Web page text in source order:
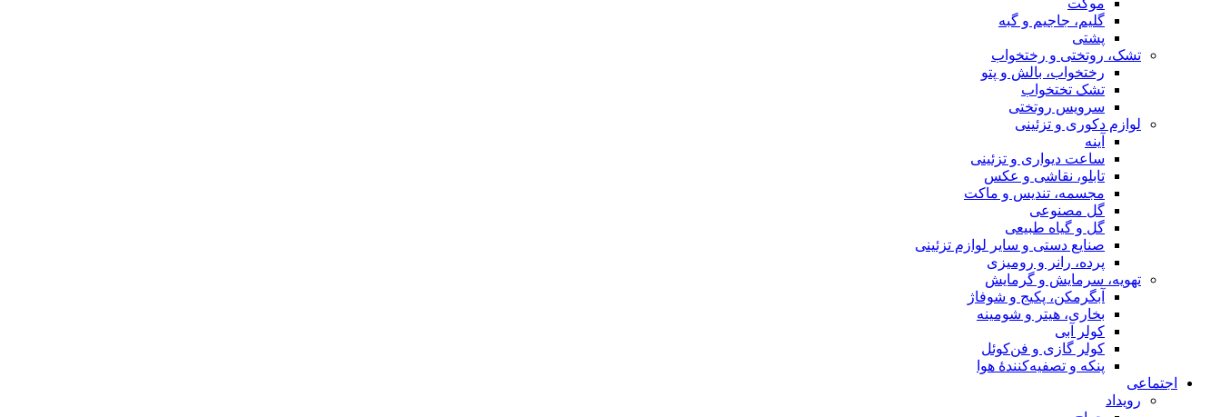
موکت
گلیم، جاجیم و گبه
پشتی
تشک، روتختی و رختخواب
رختخواب، بالش و پتو
تشک تختخواب
سرویس روتختی
لوازم دکوری و تزئینی
آینه
ساعت دیواری و تزئینی
تابلو، نقاشی و عکس
مجسمه، تندیس و ماکت
گل مصنوعی
گل و گیاه طبیعی
صنایع دستی و سایر لوازم تزئینی
پرده، رانر و رومیزی
تهویه، سرمایش و گرمایش
آبگرمکن، پکیج و شوفاژ
بخاری، هیتر و شومینه
کولر آبی
کولر گازی و فن‌کوئل
پنکه و تصفیه‌کنندهٔ هوا
اجتماعی
رویداد